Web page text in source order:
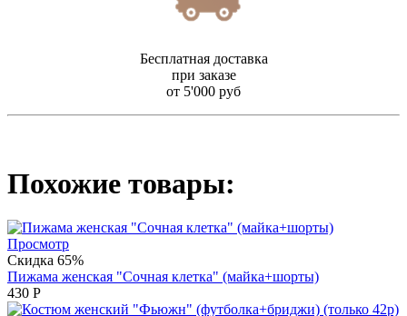
Бесплатная доставка
при заказе
от 5'000 руб
Похожие товары:
Просмотр
Скидка 65%
Пижама женская "Сочная клетка" (майка+шорты)
430 Р